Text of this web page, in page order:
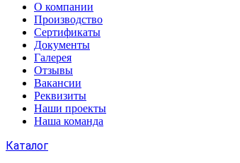
О компании
Производство
Сертификаты
Документы
Галерея
Отзывы
Вакансии
Реквизиты
Наши проекты
Наша команда
Каталог